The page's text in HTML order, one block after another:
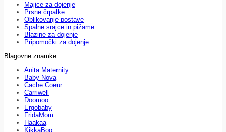
Majice za dojenje
Prsne črpalke
Oblikovanje postave
Spalne srajce in pižame
Blazine za dojenje
Pripomočki za dojenje
Blagovne znamke
Anita Maternity
Baby Nova
Cache Coeur
Carriwell
Doomoo
Ergobaby
FridaMom
Haakaa
KikkaBoo